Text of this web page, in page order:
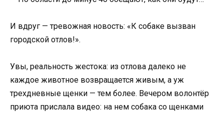
И вдруг — тревожная новость: «К собаке вызван
городской отлов!».
Увы, реальность жестока: из отлова далеко не
каждое животное возвращается живым, а уж
трехдневные щенки — тем более. Вечером волонтёр
приюта прислала видео: на нем собака со щенками